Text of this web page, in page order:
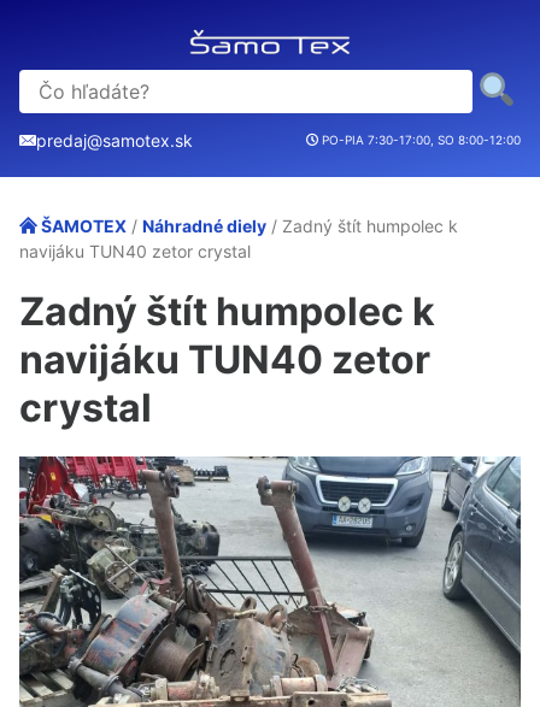
predaj@samotex.sk PO-PIA 7:30-17:00, SO 8:00-12:00
ŠAMOTEX / Náhradné diely / Zadný štít humpolec k
navijáku TUN40 zetor crystal
Zadný štít humpolec k
navijáku TUN40 zetor
crystal